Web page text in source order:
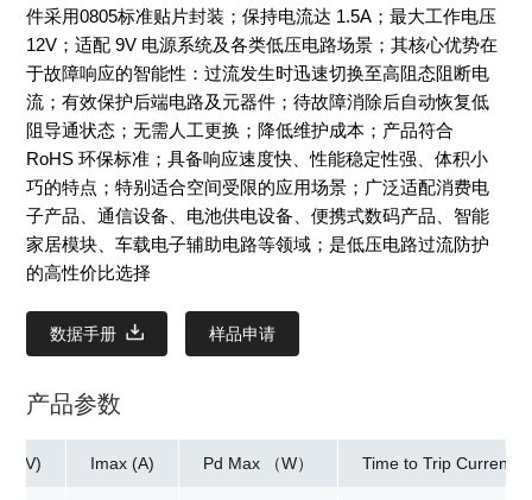
件采用0805标准贴片封装；保持电流达 1.5A；最大工作电压
12V；适配 9V 电源系统及各类低压电路场景；其核心优势在
于故障响应的智能性：过流发生时迅速切换至高阻态阻断电
流；有效保护后端电路及元器件；待故障消除后自动恢复低
阻导通状态；无需人工更换；降低维护成本；产品符合
RoHS 环保标准；具备响应速度快、性能稳定性强、体积小
巧的特点；特别适合空间受限的应用场景；广泛适配消费电
子产品、通信设备、电池供电设备、便携式数码产品、智能
家居模块、车载电子辅助电路等领域；是低压电路过流防护
的高性价比选择
数据手册 样品申请
产品参数
Imax (A) Pd Max （W） Time to Trip